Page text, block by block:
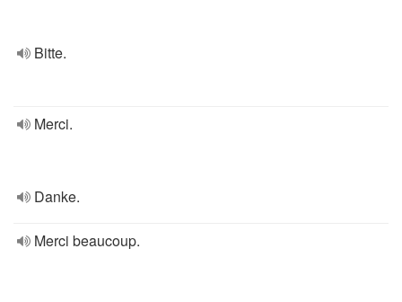
Bitte.
Merci.
Danke.
Merci beaucoup.